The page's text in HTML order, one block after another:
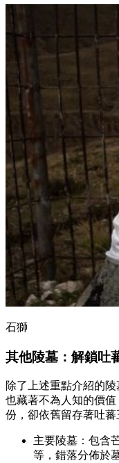
石獅
其他陵墓：解鎖吐
除了上述重點介紹的
也藏著不為人知的價
份，卻依舊留存著吐蕃
主要陵墓：包含
等，錯落分佈於